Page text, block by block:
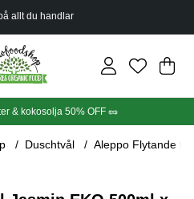
allt du handlar
Din
.
& kokosolja 50% OFF 🥜
Duschtvål Aleppo Flytande